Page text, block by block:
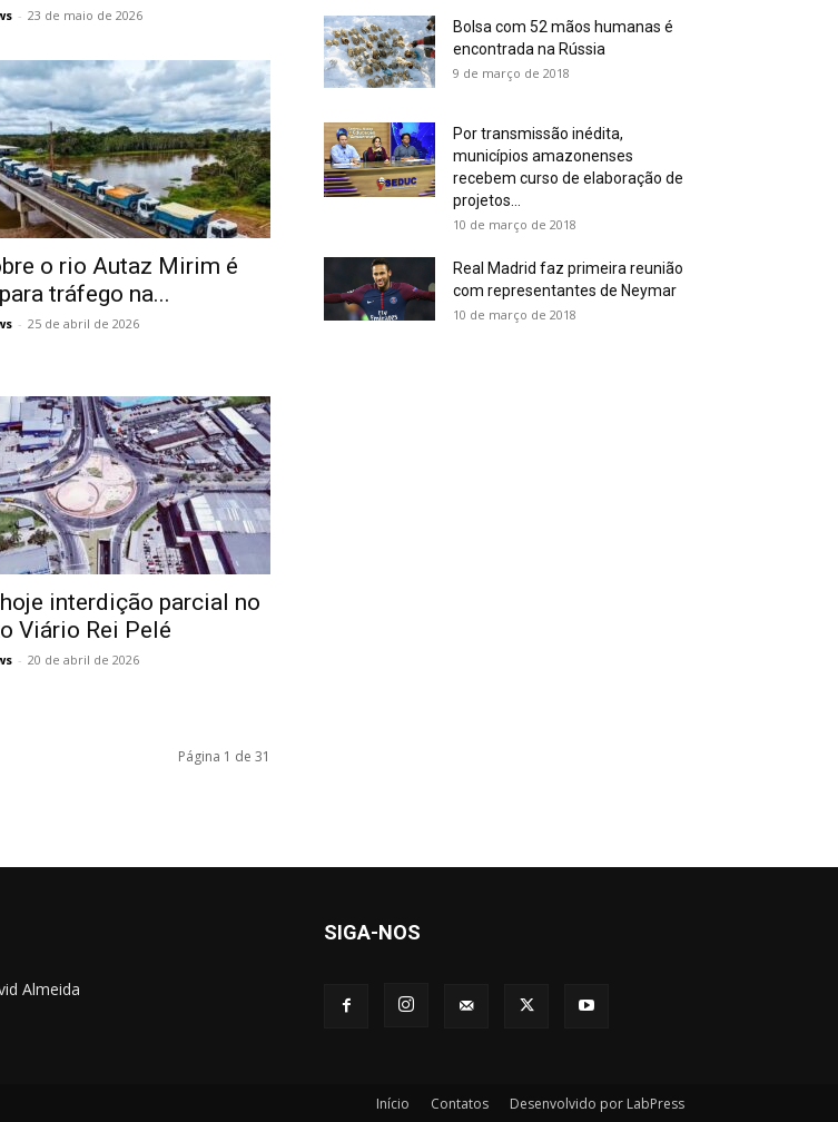
- 23 de maio de 2026
o rio Autaz Mirim é
tráfego na...
- 25 de abril de 2026
interdição parcial no
Viário Rei Pelé
- 20 de abril de 2026
Página 1 de 31
Bolsa com 52 mãos humanas é
encontrada na Rússia
9 de março de 2018
Por transmissão inédita,
municípios amazonenses
recebem curso de elaboração de
projetos...
10 de março de 2018
Real Madrid faz primeira reunião
com representantes de Neymar
10 de março de 2018
Almeida
SIGA-NOS
Início Contatos Desenvolvido por LabPress